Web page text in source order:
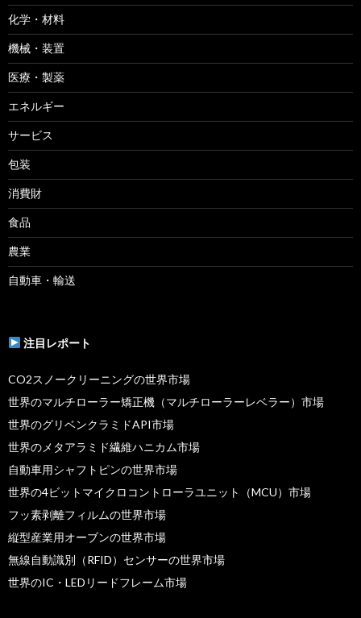
化学・材料
機械・装置
医療・製薬
エネルギー
サービス
包装
消費財
食品
農業
自動車・輸送
注目レポート
CO2スノークリーニングの世界市場
世界のマルチローラー矯正機（マルチローラーレベラー）市場
世界のグリベンクラミドAPI市場
世界のメタアラミド繊維ハニカム市場
自動車用シャフトピンの世界市場
世界の4ビットマイクロコントローラユニット（MCU）市場
フッ素剥離フィルムの世界市場
縦型産業用オーブンの世界市場
無線自動識別（RFID）センサーの世界市場
世界のIC・LEDリードフレーム市場